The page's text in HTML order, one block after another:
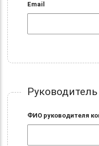
Email
ФИО руководителя